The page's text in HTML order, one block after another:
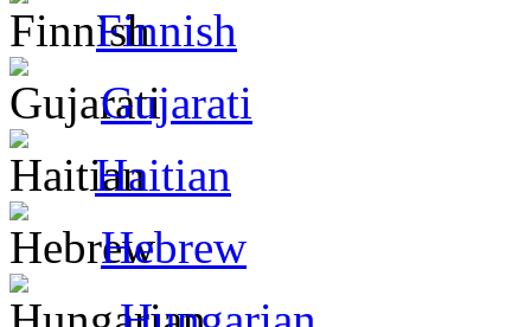
Finnish
Gujarati
Haitian
Hebrew